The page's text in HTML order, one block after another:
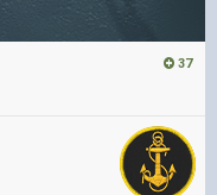
37